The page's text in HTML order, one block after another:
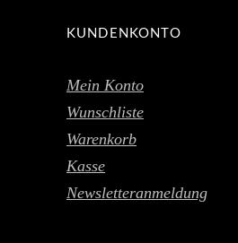
KUNDENKONTO
Mein Konto
Wunschliste
Warenkorb
Kasse
Newsletteranmeldung